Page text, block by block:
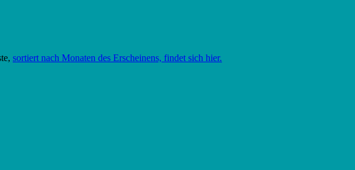
sortiert nach Monaten des Erscheinens, findet sich hier.